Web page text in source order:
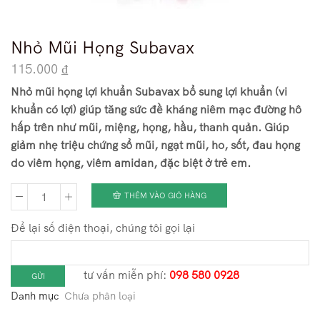
Nhỏ Mũi Họng Subavax
115.000 ₫
Nhỏ mũi họng lợi khuẩn Subavax bổ sung lợi khuẩn (vi
khuẩn có lợi) giúp tăng sức đề kháng niêm mạc đường hô
hấp trên như mũi, miệng, họng, hầu, thanh quản. Giúp
giảm nhẹ triệu chứng sổ mũi, ngạt mũi, ho, sốt, đau họng
do viêm họng, viêm amidan, đặc biệt ở trẻ em.
Nhỏ
Mũi
Họng
Subavax
số
lượng
THÊM VÀO GIỎ HÀNG
Để lại số điện thoại, chúng tôi gọi lại
tư vấn miễn phí: 098 580 0928
Danh mục Chưa phân loại